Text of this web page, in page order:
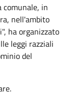
comunale, in
nell'ambito
ha organizzato
leggi razziali
del